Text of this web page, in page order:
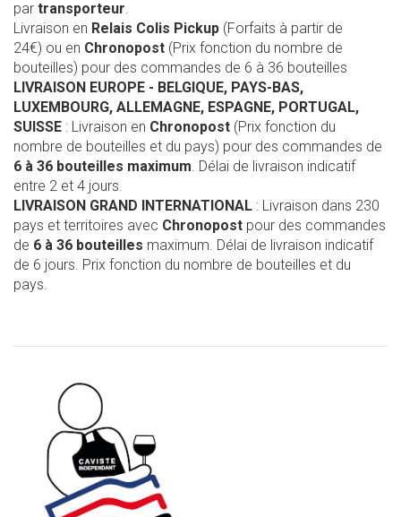
par transporteur.
Livraison en Relais Colis Pickup (Forfaits à partir de
24€) ou en Chronopost (Prix fonction du nombre de
bouteilles) pour des commandes de 6 à 36 bouteilles
LIVRAISON EUROPE - BELGIQUE, PAYS-BAS,
LUXEMBOURG, ALLEMAGNE, ESPAGNE, PORTUGAL,
SUISSE : Livraison en Chronopost (Prix fonction du
nombre de bouteilles et du pays) pour des commandes de
6 à 36 bouteilles maximum. Délai de livraison indicatif
entre 2 et 4 jours.
LIVRAISON GRAND INTERNATIONAL : Livraison dans 230
pays et territoires avec Chronopost pour des commandes
de 6 à 36 bouteilles maximum. Délai de livraison indicatif
de 6 jours. Prix fonction du nombre de bouteilles et du
pays.